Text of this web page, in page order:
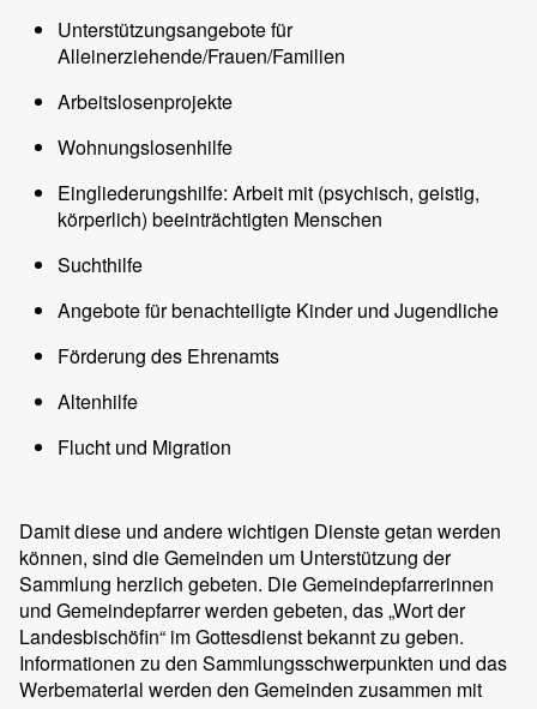
Unterstützungsangebote für
Alleinerziehende/Frauen/Familien
Arbeitslosenprojekte
Wohnungslosenhilfe
Eingliederungshilfe: Arbeit mit (psychisch, geistig,
körperlich) beeinträchtigten Menschen
Suchthilfe
Angebote für benachteiligte Kinder und Jugendliche
Förderung des Ehrenamts
Altenhilfe
Flucht und Migration
Damit diese und andere wichtigen Dienste getan werden
können, sind die Gemeinden um Unterstützung der
Sammlung herzlich gebeten. Die Gemeindepfarrerinnen
und Gemeindepfarrer werden gebeten, das „Wort der
Landesbischöfin“ im Gottesdienst bekannt zu geben.
Informationen zu den Sammlungsschwerpunkten und das
Werbematerial werden den Gemeinden zusammen mit